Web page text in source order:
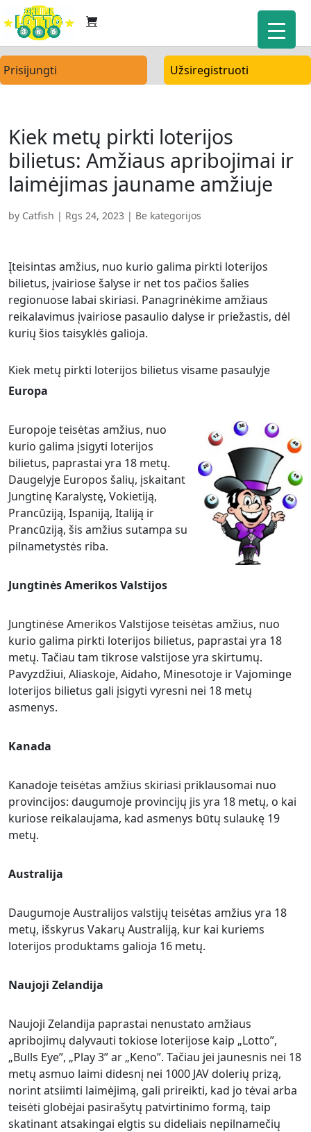
Prisijungti Užsiregistruoti
Kiek metų pirkti loterijos
bilietus: Amžiaus apribojimai ir
laimėjimas jauname amžiuje
by Catfish | Rgs 24, 2023 | Be kategorijos
Įteisintas amžius, nuo kurio galima pirkti loterijos
bilietus, įvairiose šalyse ir net tos pačios šalies
regionuose labai skiriasi. Panagrinėkime amžiaus
reikalavimus įvairiose pasaulio dalyse ir priežastis, dėl
kurių šios taisyklės galioja.
Kiek metų pirkti loterijos bilietus visame pasaulyje
Europa
Europoje teisėtas amžius, nuo
kurio galima įsigyti loterijos
bilietus, paprastai yra 18 metų.
Daugelyje Europos šalių, įskaitant
Jungtinę Karalystę, Vokietiją,
Prancūziją, Ispaniją, Italiją ir
Prancūziją, šis amžius sutampa su
pilnametystės riba.
Jungtinės Amerikos Valstijos
Jungtinėse Amerikos Valstijose teisėtas amžius, nuo
kurio galima pirkti loterijos bilietus, paprastai yra 18
metų. Tačiau tam tikrose valstijose yra skirtumų.
Pavyzdžiui, Aliaskoje, Aidaho, Minesotoje ir Vajominge
loterijos bilietus gali įsigyti vyresni nei 18 metų
asmenys.
Kanada
Kanadoje teisėtas amžius skiriasi priklausomai nuo
provincijos: daugumoje provincijų jis yra 18 metų, o kai
kuriose reikalaujama, kad asmenys būtų sulaukę 19
metų.
Australija
Daugumoje Australijos valstijų teisėtas amžius yra 18
metų, išskyrus Vakarų Australiją, kur kai kuriems
loterijos produktams galioja 16 metų.
Naujoji Zelandija
Naujoji Zelandija paprastai nenustato amžiaus
apribojimų dalyvauti tokiose loterijose kaip „Lotto”,
„Bulls Eye”, „Play 3” ar „Keno”. Tačiau jei jaunesnis nei 18
metų asmuo laimi didesnį nei 1000 JAV dolerių prizą,
norint atsiimti laimėjimą, gali prireikti, kad jo tėvai arba
teisėti globėjai pasirašytų patvirtinimo formą, taip
skatinant atsakingai elgtis su dideliais nepilnamečių